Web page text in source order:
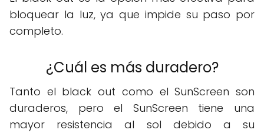
bloquear la luz, ya que impide su paso por
completo.
¿Cuál es más duradero?
Tanto el black out como el SunScreen son
duraderos, pero el SunScreen tiene una
mayor resistencia al sol debido a su